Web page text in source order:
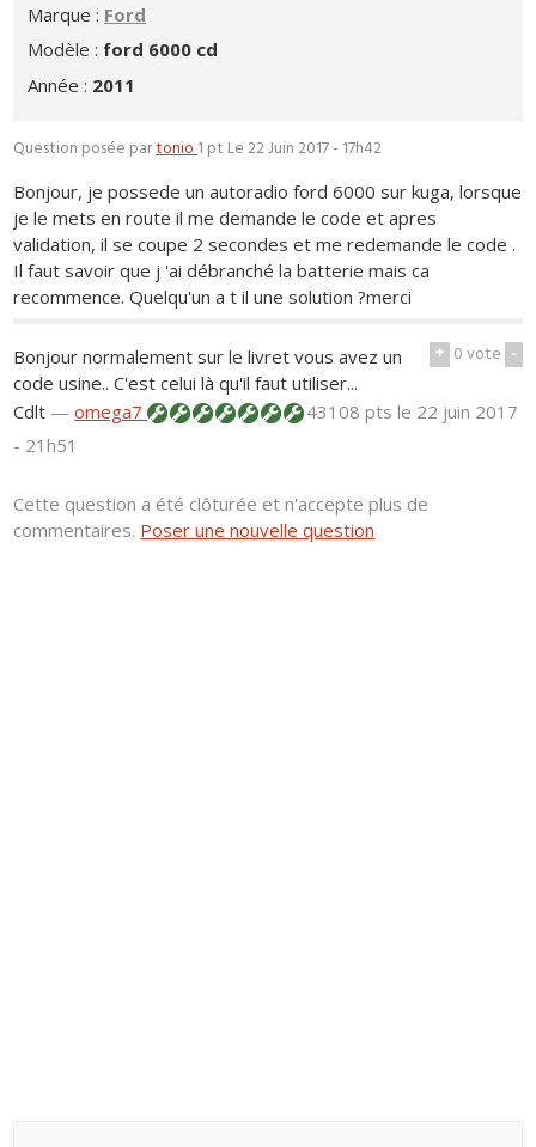
Marque : Ford
Modèle : ford 6000 cd
Année : 2011
Question posée partonio1 pt Le 22 Juin 2017 - 17h42
Bonjour, je possede un autoradio ford 6000 sur kuga, lorsque
je le mets en route il me demande le code et apres
validation, il se coupe 2 secondes et me redemande le code .
Il faut savoir que j 'ai débranché la batterie mais ca
recommence. Quelqu'un a t il une solution ?merci
+ 0vote -
Bonjour normalement sur le livret vous avez un
code usine.. C'est celui là qu'il faut utiliser...
Cdlt —omega7 43108 ptsle 22 juin 2017
- 21h51
Cette question a été clôturée et n'accepte plus de
commentaires. Poser une nouvelle question